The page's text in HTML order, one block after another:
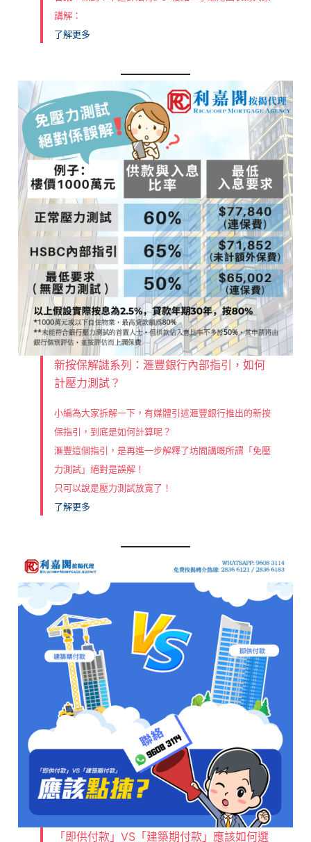
講解：
了解更多
新按保解謎系列：滙豐銀行內部指引，如何
計壓力測試？
小編為大家拆解一下，有媒體引述滙豐銀行推出的新按
保指引，到底是如何計算呢？
滙豐這個指引，是再進一步解釋了坊間講嘅所謂「免壓
力測試」絕對是誤解！
只可以說是壓力測試放寬了！
了解更多
「即供付款」VS「建築期付款」應該如何選